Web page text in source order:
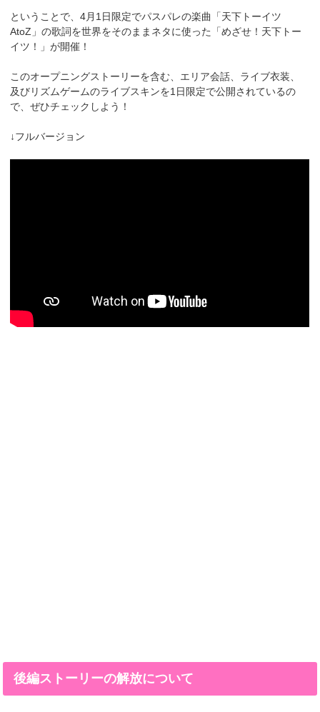
ということで、4月1日限定でパスパレの楽曲「天下トーイツ
AtoZ」の歌詞を世界をそのままネタに使った「めざせ！天下トー
イツ！」が開催！
このオープニングストーリーを含む、エリア会話、ライブ衣装、
及びリズムゲームのライブスキンを1日限定で公開されているの
で、ぜひチェックしよう！
↓フルバージョン
後編ストーリーの解放について